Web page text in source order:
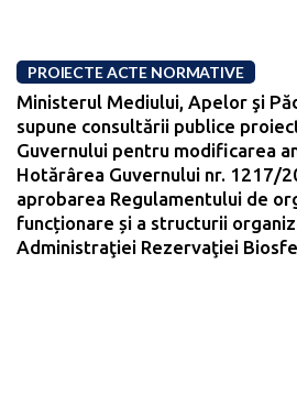
PROIECTE ACTE NORMATIVE
Ministerul Mediului, Apelor şi
supune consultării publice
Guvernului pentru modificarea
Hotărârea Guvernului nr. 1217/
aprobarea Regulamentului de
funcționare și a structurii
Administraţiei Rezervaţiei